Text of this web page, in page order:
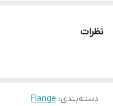
نظرات
دسته‌بندی:
Flange